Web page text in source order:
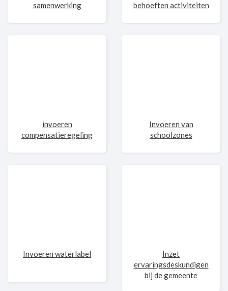
samenwerking
behoeften activiteiten
invoeren
compensatieregeling
Invoeren van
schoolzones
Invoeren waterlabel
Inzet
ervaringsdeskundigen
bij de gemeente